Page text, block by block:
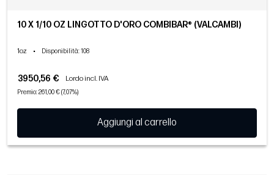
10 X 1/10 OZ LINGOTTO D'ORO COMBIBAR® (VALCAMBI)
1oz • Disponibilità: 108
3950,56 € Lordo incl. IVA
Premio: 261,00 € (7,07%)
Aggiungi al carrello